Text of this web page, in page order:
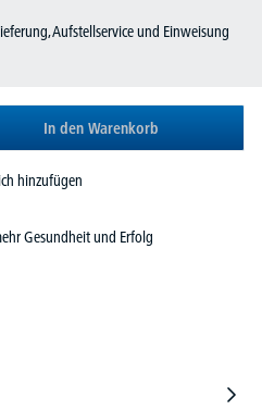
Aufstellservice und Einweisung
In den Warenkorb
hinzufügen
Gesundheit und Erfolg